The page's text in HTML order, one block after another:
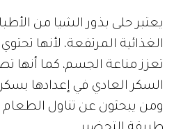
يعتبر حلى بذور الشيا من
الغذائية المرتفعة، لأنها
تعزز مناعة الجسم، كما أنها
السكر العادي في إعدادها
ومن يبحثون عن تناول